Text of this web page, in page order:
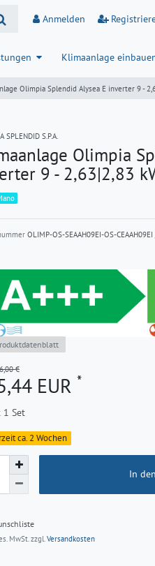
Anmelden
Klimaanlage
Olimpia Splendid Alysea E inverter 9 -
SPLENDID S.P.A.
Olimpia
9 - 2,63|2,83
OLIMP-OS-SEAAH09EI-OS-CEAAH09EI
€
EUR *
1 Set
ca. 2 Wochen
In
MwSt. zzgl. Versandkosten